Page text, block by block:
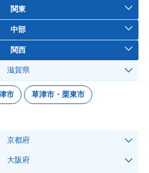
関東
中部
関西
滋賀県
市 草津市・栗東市
京都府
大阪府